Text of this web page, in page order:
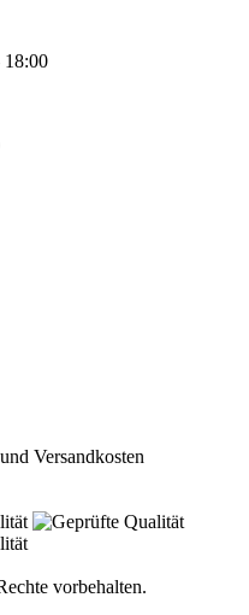
18:00
Versandkosten
vorbehalten.